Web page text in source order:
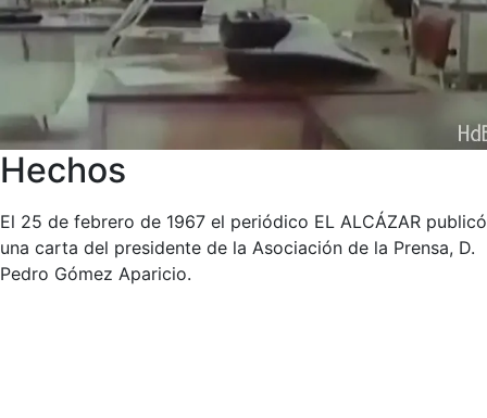
Hechos
El 25 de febrero de 1967 el periódico EL ALCÁZAR publicó
una carta del presidente de la Asociación de la Prensa, D.
Pedro Gómez Aparicio.